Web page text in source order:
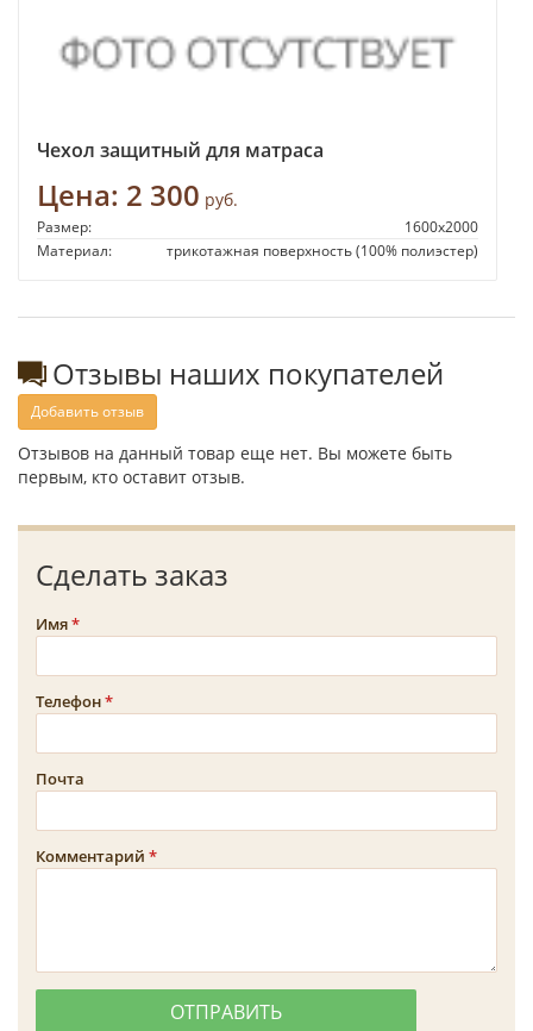
Чехол защитный для матраса
Цена: 2 300 руб.
Размер:
1600х2000
Материал:
трикотажная поверхность (100% полиэстер)
Отзывы наших покупателей
Добавить отзыв
Отзывов на данный товар еще нет. Вы можете быть
первым, кто оставит отзыв.
Сделать заказ
Имя
Телефон
Почта
Комментарий